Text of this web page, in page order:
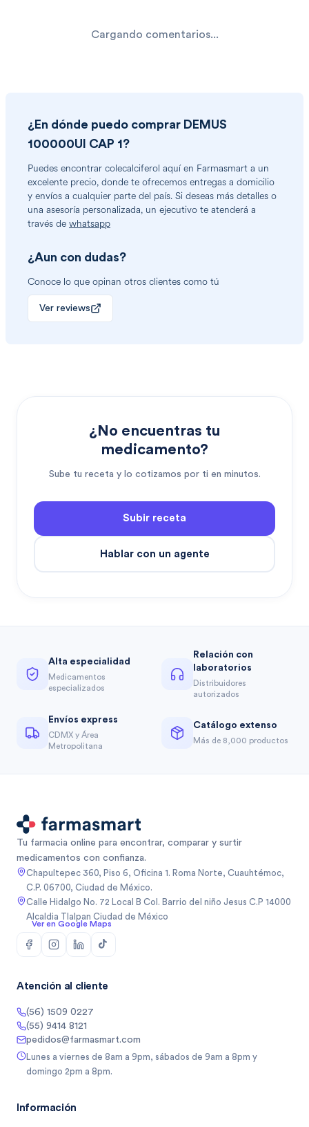
Cargando comentarios...
¿En dónde puedo comprar DEMUS
100000UI CAP 1 ?
Puedes encontrar colecalciferol aquí en Farmasmart a un
excelente precio, donde te ofrecemos entregas a domicilio
y envíos a cualquier parte del país. Si deseas más detalles o
una asesoría personalizada, un ejecutivo te atenderá a
través de whatsapp
¿Aun con dudas?
Conoce lo que opinan otros clientes como tú
Ver reviews
¿No encuentras tu
medicamento?
Sube tu receta y lo cotizamos por ti en minutos.
Subir receta
Hablar con un agente
Alta especialidad
Medicamentos
especializados
Relación con
laboratorios
Distribuidores
autorizados
Envíos express
CDMX y Área
Metropolitana
Catálogo extenso
Más de 8,000 productos
Tu farmacia online para encontrar, comparar y surtir
medicamentos con confianza.
Chapultepec 360, Piso 6, Oficina 1. Roma Norte, Cuauhtémoc,
C.P. 06700, Ciudad de México.
Calle Hidalgo No. 72 Local B Col. Barrio del niño Jesus C.P 14000
Alcaldia Tlalpan Ciudad de México
Ver en Google Maps
Atención al cliente
(56) 1509 0227
(55) 9414 8121
pedidos@farmasmart.com
Lunes a viernes de 8am a 9pm, sábados de 9am a 8pm y
domingo 2pm a 8pm.
Información